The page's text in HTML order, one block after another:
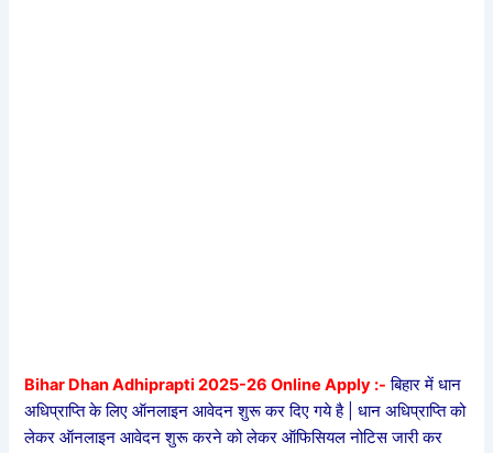
Bihar Dhan Adhiprapti 2025-26 Online Apply :- बिहार में धान
अधिप्राप्ति के लिए ऑनलाइन आवेदन शुरू कर दिए गये है | धान अधिप्राप्ति को
लेकर ऑनलाइन आवेदन शुरू करने को लेकर ऑफिसियल नोटिस जारी कर